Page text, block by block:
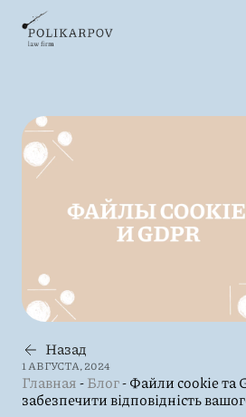
Назад
1 АВГУСТА, 2024
Главная-Блог-Файли cookie та
забезпечити відповідність